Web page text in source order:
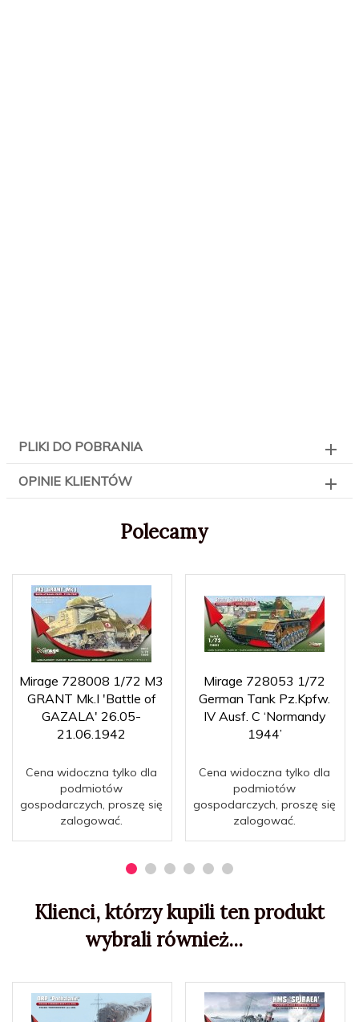
PLIKI DO POBRANIA
OPINIE KLIENTÓW
Polecamy
Mirage 728008 1/72 M3
GRANT Mk.I 'Battle of
GAZALA' 26.05-
21.06.1942
Cena widoczna tylko dla
podmiotów
gospodarczych, proszę się
zalogować.
Mirage 728053 1/72
German Tank Pz.Kpfw.
IV Ausf. C ‘Normandy
1944’
Cena widoczna tylko dla
podmiotów
gospodarczych, proszę się
zalogować.
Klienci, którzy kupili ten produkt
wybrali również...